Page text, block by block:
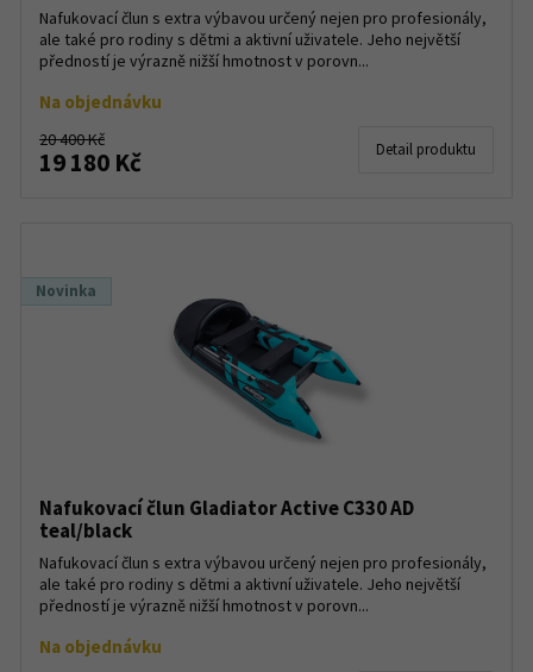
Nafukovací člun s extra výbavou určený nejen pro profesionály,
ale také pro rodiny s dětmi a aktivní uživatele. Jeho největší
předností je výrazně nižší hmotnost v porovn...
Na objednávku
20 400 Kč
19 180 Kč Detail produktu
Novinka
Nafukovací člun Gladiator Active C330 AD
teal/black
Nafukovací člun s extra výbavou určený nejen pro profesionály,
ale také pro rodiny s dětmi a aktivní uživatele. Jeho největší
předností je výrazně nižší hmotnost v porovn...
Na objednávku